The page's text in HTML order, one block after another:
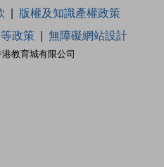
教育城有限公司
版權及知識產權政策
政策 無障礙網站設計